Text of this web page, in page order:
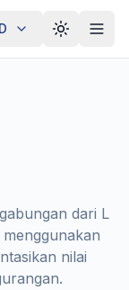
Ganti tema
dari L
nilai